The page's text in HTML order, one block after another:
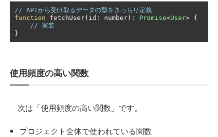
// APIから受け取るデータの型をきっちり定義
function fetchUser( id : number ): Promise<User> {
// 実装
}
使用頻度の高い関数
次は「使用頻度の高い関数」です。
プロジェクト全体で使われている関数